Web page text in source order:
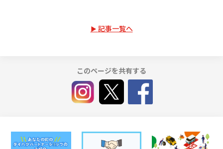
記事一覧へ
このページを共有する